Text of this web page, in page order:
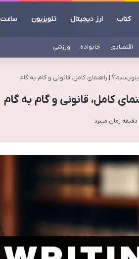
کتاب ارز دیجیتال تلویزیون ساعت
اقتصادی خانواده ورزشی
| راهنمای کامل، قانونی و گام به گام
کامل، قانونی و گام به گام